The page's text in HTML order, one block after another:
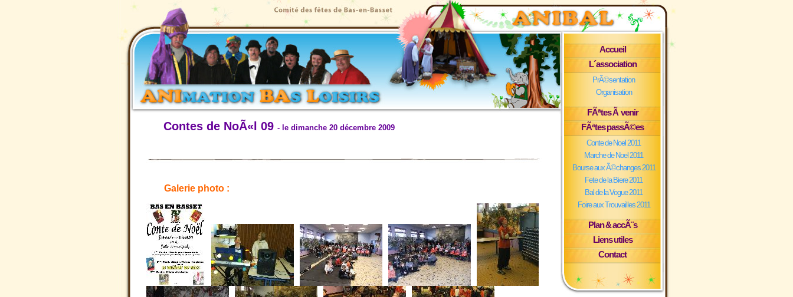
Accueil
L´association
PrÃ©sentation
Organisation
FÃªtes Ã venir
FÃªtes passÃ©es
Conte de Noel 2011
Marche de Noel 2011
Bourse aux Ã©changes 2011
Fete de la Biere 2011
Bal de la Vogue 2011
Foire aux Trouvailles 2011
Plan & accÃ¨s
Liens utiles
Contact
Contes de NoÃ«l 09 - le dimanche 20 décembre 2009
Galerie photo :